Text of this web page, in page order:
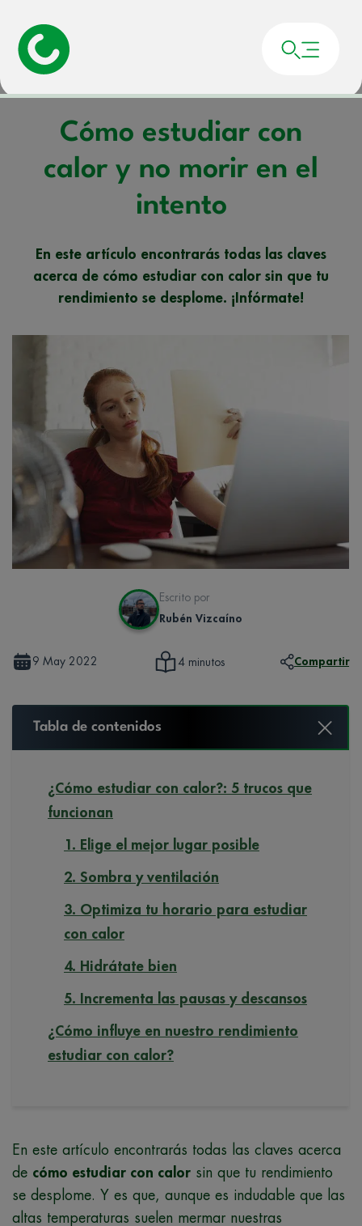
Portada»
Cómo estudiar con
calor y no morir en el
intento
En este artículo encontrarás todas las claves
acerca de cómo estudiar con calor sin que tu
rendimiento se desplome. ¡Infórmate!
Escrito por
Rubén Vizcaíno
9 May 2022 4 minutos Compartir
Tabla de contenidos
¿Cómo estudiar con calor?: 5 trucos que
funcionan
1. Elige el mejor lugar posible
2. Sombra y ventilación
3. Optimiza tu horario para estudiar
con calor
4. Hidrátate bien
5. Incrementa las pausas y descansos
¿Cómo influye en nuestro rendimiento
estudiar con calor?
En este artículo encontrarás todas las claves acerca
de cómo estudiar con calor sin que tu rendimiento
se desplome. Y es que, aunque es indudable que las
altas temperaturas suelen mermar nuestras